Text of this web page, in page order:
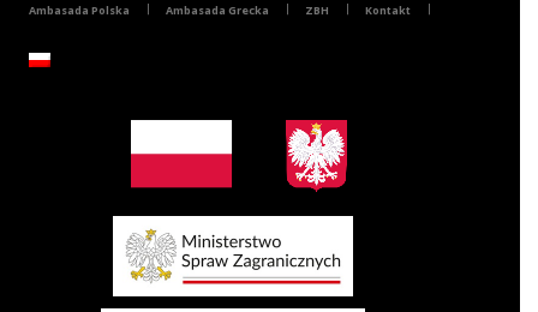
Ambasada Polska Ambasada Grecka ZBH Kontakt